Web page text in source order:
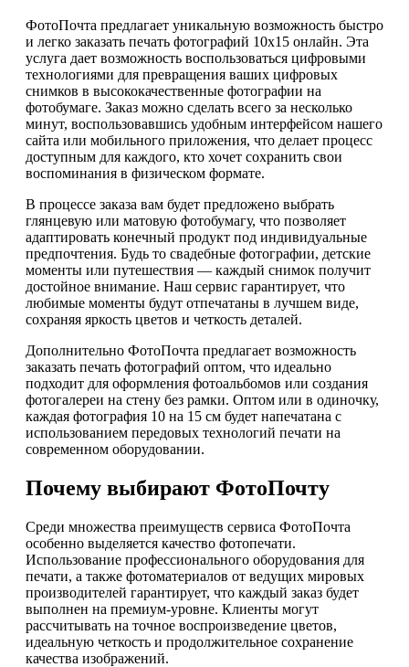
ФотоПочта предлагает уникальную возможность быстро
и легко заказать печать фотографий 10х15 онлайн. Эта
услуга дает возможность воспользоваться цифровыми
технологиями для превращения ваших цифровых
снимков в высококачественные фотографии на
фотобумаге. Заказ можно сделать всего за несколько
минут, воспользовавшись удобным интерфейсом нашего
сайта или мобильного приложения, что делает процесс
доступным для каждого, кто хочет сохранить свои
воспоминания в физическом формате.
В процессе заказа вам будет предложено выбрать
глянцевую или матовую фотобумагу, что позволяет
адаптировать конечный продукт под индивидуальные
предпочтения. Будь то свадебные фотографии, детские
моменты или путешествия — каждый снимок получит
достойное внимание. Наш сервис гарантирует, что
любимые моменты будут отпечатаны в лучшем виде,
сохраняя яркость цветов и четкость деталей.
Дополнительно ФотоПочта предлагает возможность
заказать печать фотографий оптом, что идеально
подходит для оформления фотоальбомов или создания
фотогалереи на стену без рамки. Оптом или в одиночку,
каждая фотография 10 на 15 см будет напечатана с
использованием передовых технологий печати на
современном оборудовании.
Почему выбирают ФотоПочту
Среди множества преимуществ сервиса ФотоПочта
особенно выделяется качество фотопечати.
Использование профессионального оборудования для
печати, а также фотоматериалов от ведущих мировых
производителей гарантирует, что каждый заказ будет
выполнен на премиум-уровне. Клиенты могут
рассчитывать на точное воспроизведение цветов,
идеальную четкость и продолжительное сохранение
качества изображений.